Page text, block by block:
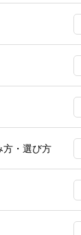
方・選び方